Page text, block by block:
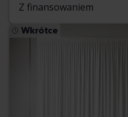
Z finansowaniem
Wkrótce